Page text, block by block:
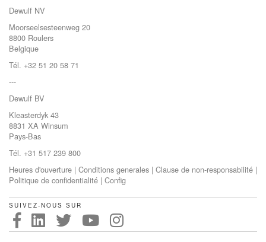
Dewulf NV
Moorseelsesteenweg 20
8800 Roulers
Belgique
Tél. +32 51 20 58 71
---
Dewulf BV
Kleasterdyk 43
8831 XA Winsum
Pays-Bas
Tél. +31 517 239 800
Heures d'ouverture | Conditions generales | Clause de non-responsabilité |
Politique de confidentialité | Config
SUIVEZ-NOUS SUR